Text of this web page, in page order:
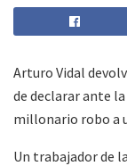
Arturo Vidal
de declarar ante
millonario robo a
Un trabajador de